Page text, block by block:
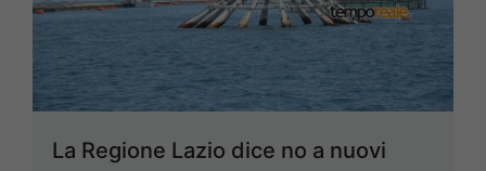
La Regione Lazio dice no a nuovi